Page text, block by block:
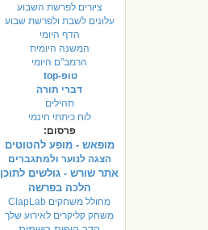
ציורים לפרשת השבוע
עלונים לשבת ולפרשת שבוע
הדף היומי
המשנה היומית
הרמב"ם היומי
טופ-top
דברי תורה
תהילים
לוח כיתתי חינמי
פרסום:
מופאש - מופע להטוטים
הצגה לנוער ולמתגברים
אתר שורש - גולשים לתוכן
הלכה בפרשה
מחולל משחקים ClapLab
משחק קליקרים לאירוע שלך